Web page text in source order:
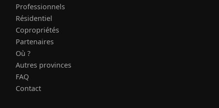
Professionnels
Résidentiel
Copropriétés
Partenaires
Où ?
Autres provinces
FAQ
Contact